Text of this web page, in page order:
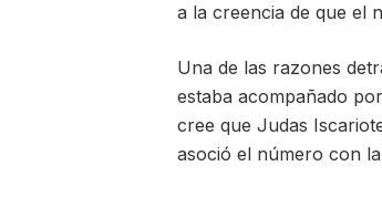
a la creencia de que el
Una de las razones
estaba acompañado
cree que Judas
asoció el número con